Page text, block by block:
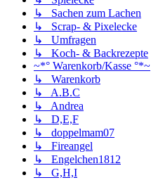
↳ Sachen zum Lachen
↳ Scrap- & Pixelecke
↳ Umfragen
↳ Koch- & Backrezepte
~*° Warenkorb/Kasse °*~
↳ Warenkorb
↳ A.B.C
↳ Andrea
↳ D,E,F
↳ doppelmam07
↳ Fireangel
↳ Engelchen1812
↳ G,H,I